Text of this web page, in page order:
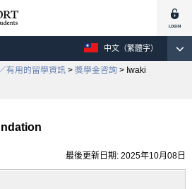
中文（繁體字）
有用的留學資訊 > 獎學金咨詢 > Iwaki
最後更新日期: 2025年10月08日